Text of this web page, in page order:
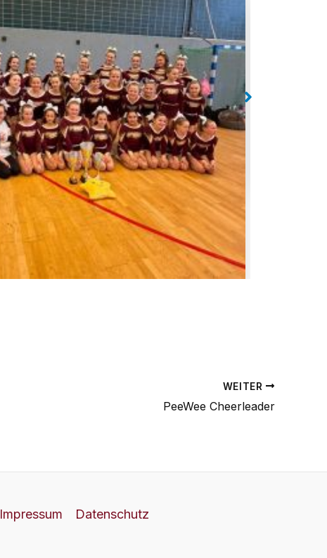
WEITER
PeeWee Cheerleader
Impressum Datenschutz